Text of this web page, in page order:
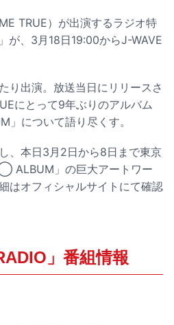
TRUE）が出演するラジオ特
が、3月18日19:00からJ-WAVE
り出演。放送当日にリリースさ
にとって9年ぶりのアルバム
について語り尽くす。
、本日3月2日から8日まで東京
ALBUM」の巨大アートワー
はオフィシャルサイトにて確認
」番組情報